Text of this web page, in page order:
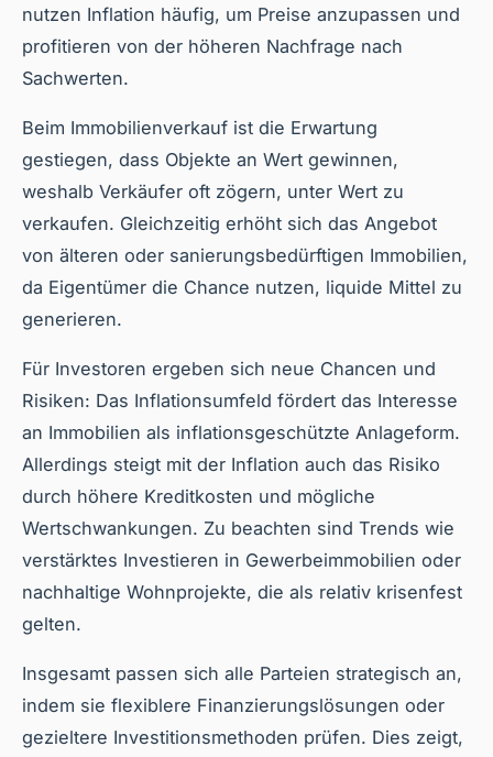
nutzen Inflation häufig, um Preise anzupassen und
profitieren von der höheren Nachfrage nach
Sachwerten.
Beim Immobilienverkauf ist die Erwartung
gestiegen, dass Objekte an Wert gewinnen,
weshalb Verkäufer oft zögern, unter Wert zu
verkaufen. Gleichzeitig erhöht sich das Angebot
von älteren oder sanierungsbedürftigen Immobilien,
da Eigentümer die Chance nutzen, liquide Mittel zu
generieren.
Für Investoren ergeben sich neue Chancen und
Risiken: Das Inflationsumfeld fördert das Interesse
an Immobilien als inflationsgeschützte Anlageform.
Allerdings steigt mit der Inflation auch das Risiko
durch höhere Kreditkosten und mögliche
Wertschwankungen. Zu beachten sind Trends wie
verstärktes Investieren in Gewerbeimmobilien oder
nachhaltige Wohnprojekte, die als relativ krisenfest
gelten.
Insgesamt passen sich alle Parteien strategisch an,
indem sie flexiblere Finanzierungslösungen oder
gezieltere Investitionsmethoden prüfen. Dies zeigt,